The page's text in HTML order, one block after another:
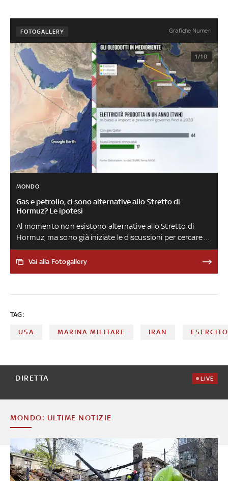
FOTOGALLERY Grafiche Numeri
1/10
MONDO
Gas e petrolio, ci sono alternative allo Stretto di
Hormuz? Le ipotesi
Al momento non esistono alternative allo Stretto di
Hormuz, ma sono già iniziate le discussioni per cercare di
svilupparle nel corso degli anni e impedire all’Iran di
ricattare ancora gli altri Paesi in futuro. Tra le ipotesi, la
sembra necessario rivolgersi alla Russia. Anche di questo
Vai alla Fotogallery
TAG:
USA MARINA MILITARE IRAN ESERCITO
DIRETTA LIVE
MONDO: ULTIME NOTIZIE